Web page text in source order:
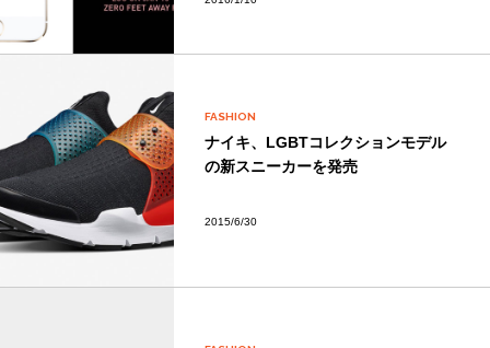
FASHION
ナイキ、LGBTコレクションモデル
の新スニーカーを発売
2015/6/30